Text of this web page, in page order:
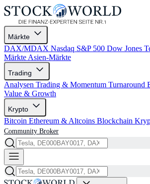
Märkte
DAX/MDAX Nasdaq S&P 500 Dow Jones
Märkte Asien-Märkte
Trading
Analysen Trading & Momentum Turnaround
Value & Growth
Krypto
Bitcoin Ethereum & Altcoins Blockchain
Community Broker